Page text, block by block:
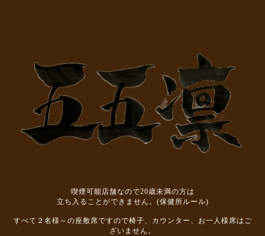
喫煙可能店舗なので20歳未満の方は
立ち入ることができません。(保健所ルール)
すべて２名様～の座敷席ですので椅子、カウンター、お一人様席はご
ざいません。